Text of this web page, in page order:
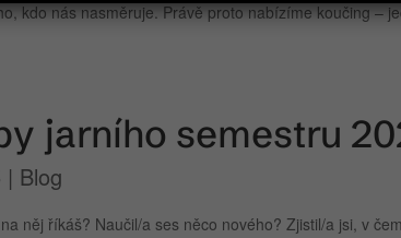
kdo nás nasměruje. Právě proto nabízíme koučing –
jarního semestru
| Blog
něj říkáš? Naučil/a ses něco nového? Zjistil/a jsi, v